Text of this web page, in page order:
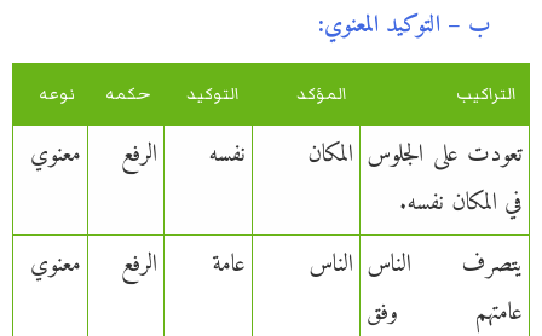
ب – التوكيد المعنوي:
التراكيب المؤكد التوكيد حكمه نوعه
تعودت على الجلوس
في المكان نفسه.
المكان نفسه الرفع معنوي
يتصرف الناس
عامتهم وفق
الناس عامة الرفع معنوي